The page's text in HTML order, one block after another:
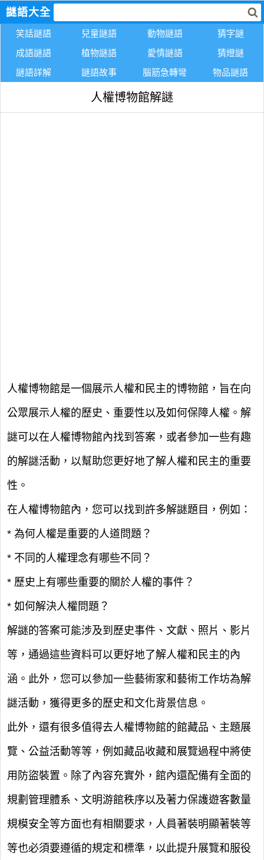
謎語大全
笑話謎語 兒童謎語 動物謎語
猜字謎
成語謎語
植物謎語 愛情謎語
猜燈謎
謎語詳解
謎語故事 腦筋急轉彎 物品謎語
人權博物館解謎
人權博物館是一個展示人權和民主的博物館，旨在向
公眾展示人權的歷史、重要性以及如何保障人權。解
謎可以在人權博物館內找到答案，或者參加一些有趣
的解謎活動，以幫助您更好地了解人權和民主的重要
性。
在人權博物館內，您可以找到許多解謎題目，例如：
* 為何人權是重要的人道問題？
* 不同的人權理念有哪些不同？
* 歷史上有哪些重要的關於人權的事件？
* 如何解決人權問題？
解謎的答案可能涉及到歷史事件、文獻、照片、影片
等，通過這些資料可以更好地了解人權和民主的內
涵。此外，您可以參加一些藝術家和藝術工作坊為解
謎活動，獲得更多的歷史和文化背景信息。
此外，還有很多值得去人權博物館的館藏品、主題展
覽、公益活動等等，例如藏品收藏和展覽過程中將使
用防盜裝置。除了內容充實外，館內還配備有全面的
規劃管理體系、文明游館秩序以及著力保護遊客數量
規模安全等方面也有相關要求，人員著裝明顯著裝等
等也必須要遵循的規定和標準，以此提升展覽和服役